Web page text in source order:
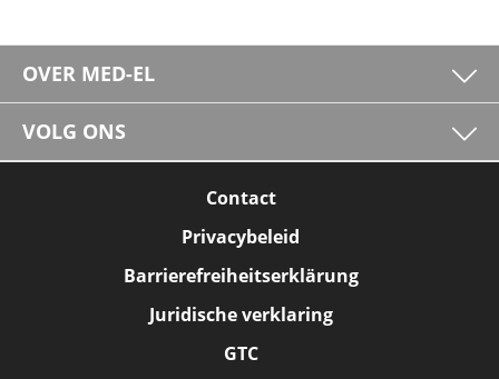
OVER MED-EL
VOLG ONS
Contact
Privacybeleid
Barrierefreiheitserklärung
Juridische verklaring
GTC